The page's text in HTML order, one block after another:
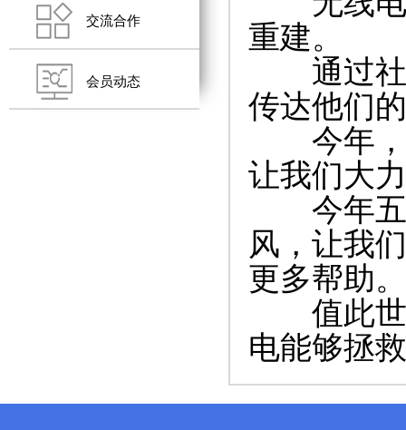
交流合作
会员动态
重建。
通过社
传达他们
今年，
让我们大
今年五
风，让我
更多帮助。
值此世
电能够拯